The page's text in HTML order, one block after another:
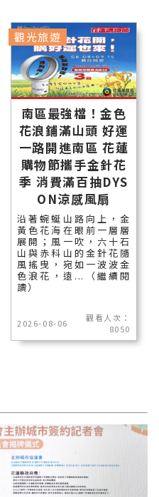
南區最強檔！金色
花浪鋪滿山頭 好運
一路開進南區 花蓮
購物節攜手金針花
季 消費滿百抽DYS
ON涼感風扇
沿著蜿蜒山路向上，金
黃色花海在眼前一層層
展開；風一吹，六十石
山與赤科山的金針花隨
風搖曳，宛如一波波金
色浪花，遠...（繼續閱
讀）
2026-08-06
觀看人次：
8050
觀光旅遊